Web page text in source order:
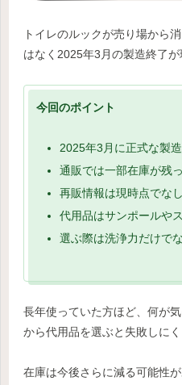
トイレのルックが売り場から
はなく2025年3月の製造終了が
今回のポイント
2025年3月に正式な製
通販では一部在庫が残
再販情報は現時点でなし
代用品はサンポールや
選ぶ際は洗浄力だけで
長年使っていた方ほど、何が
から代用品を選ぶと失敗しにく
在庫は今後さらに減る可能性